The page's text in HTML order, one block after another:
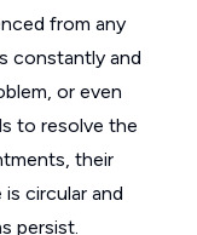
from any
constantly and
or even
to resolve the
their
circular and
persist.